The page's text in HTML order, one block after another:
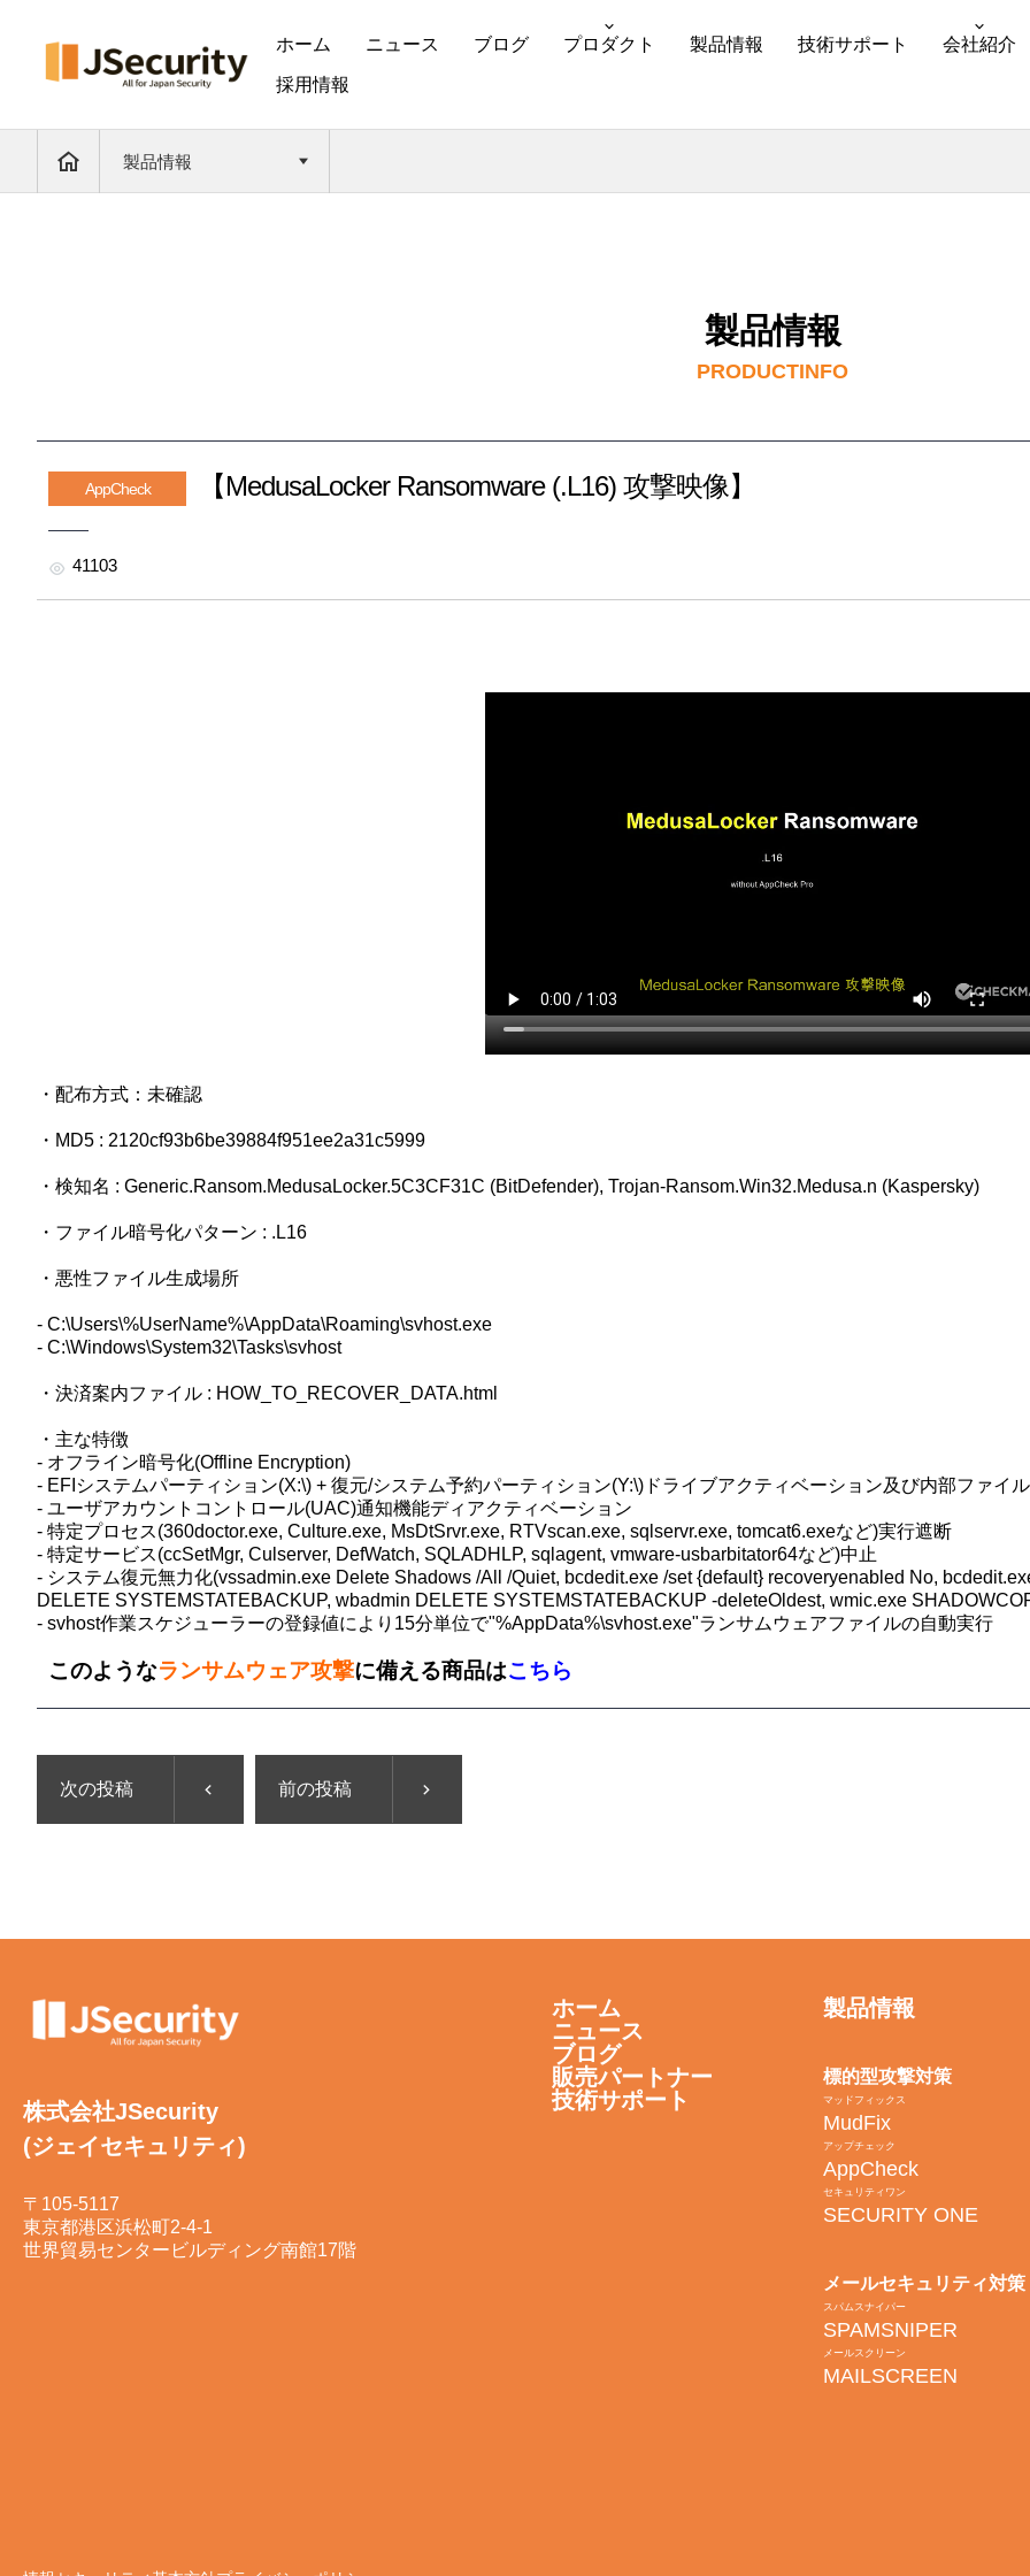
ホーム ニュース ブログ プロダクト 製品情報 技術サポート 会社紹介
採用情報
製品情報
製品情報
PRODUCTINFO
AppCheck 【MedusaLocker Ransomware (.L16) 攻撃映像】
41103
・配布方式：未確認
・MD5 : 2120cf93b6be39884f951ee2a31c5999
・検知名 : Generic.Ransom.MedusaLocker.5C3CF31C (BitDefender), Trojan-Ransom.Win32.Medusa.n (Kaspersky)
・ファイル暗号化パターン : .L16
・悪性ファイル生成場所
- C:\Users\%UserName%\AppData\Roaming\svhost.exe
- C:\Windows\System32\Tasks\svhost
・決済案内ファイル : HOW_TO_RECOVER_DATA.html
・主な特徴
- オフライン暗号化(Offline Encryption)
- EFIシステムパーティション(X:\) + 復元/システム予約パーティション(Y:\)ドライブアクティベーション及び内部ファイ
- ユーザアカウントコントロール(UAC)通知機能ディアクティベーション
- 特定プロセス(360doctor.exe, Culture.exe, MsDtSrvr.exe, RTVscan.exe, sqlservr.exe, tomcat6.exeなど)実行遮断
- 特定サービス(ccSetMgr, Culserver, DefWatch, SQLADHLP, sqlagent, vmware-usbarbitator64など)中止
- システム復元無力化(vssadmin.exe Delete Shadows /All /Quiet, bcdedit.exe /set {default} recoveryenabled No,
DELETE SYSTEMSTATEBACKUP, wbadmin DELETE SYSTEMSTATEBACKUP -deleteOldest, wmic.exe
- svhost作業スケジューラーの登録値により15分単位で"%AppData%\svhost.exe"ランサムウェアファイルの自動実行
このようなランサムウェア攻撃に備える商品はこちら
次の投稿 前の投稿
株式会社JSecurity
(ジェイセキュリティ)
〒105-5117
東京都港区浜松町2-4-1
世界貿易センタービルディング南館17階
ホーム
ニュース
ブログ
販売パートナー
技術サポート
製品情報
標的型攻撃対策
マッドフィックス
MudFix
アップチェック
AppCheck
セキュリティワン
SECURITY ONE
メールセキュリティ対策
スパムスナイパー
SPAMSNIPER
メールスクリーン
MAILSCREEN